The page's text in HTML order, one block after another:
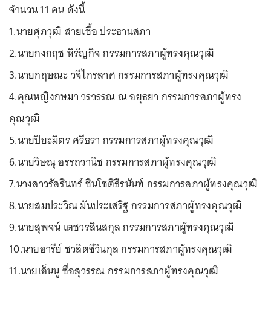
จำนวน 11 คน ดังนี้
1.นายศุภวุฒิ สายเชื้อ ประธานสภา
2.นายกงกฤช หิรัญกิจ กรรมการสภาผู้ทรงคุณวุฒิ
3.นายกฤษณะ วจีไกรลาศ กรรมการสภาผู้ทรงคุณวุฒิ
4.คุณหญิงกษมา วรวรรณ ณ อยุธยา กรรมการสภาผู้ทรง
คุณวุฒิ
5.นายปิยะมิตร ศรีธรา กรรมการสภาผู้ทรงคุณวุฒิ
6.นายวิษณุ อรรถวานิช กรรมการสภาผู้ทรงคุณวุฒิ
7.นางสาวรัสรินทร์ ชินโชติธีรนันท์ กรรมการสภาผู้ทรงคุณวุฒิ
8.นายสมประวิณ มันประเสริฐ กรรมการสภาผู้ทรงคุณวุฒิ
9.นายสุพจน์ เตชวรสินสกุล กรรมการสภาผู้ทรงคุณวุฒิ
10.นายอารีย์ ชวลิตซีวินกุล กรรมการสภาผู้ทรงคุณวุฒิ
11.นายเอ็นนู ซื่อสุวรรณ กรรมการสภาผู้ทรงคุณวุฒิ